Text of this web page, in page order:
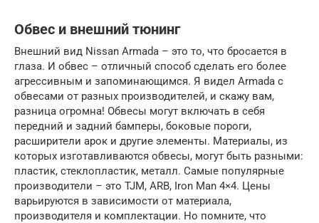
Обвес и внешний тюнинг
Внешний вид Nissan Armada – это то, что бросается в
глаза. И обвес – отличный способ сделать его более
агрессивным и запоминающимся. Я видел Armada с
обвесами от разных производителей, и скажу вам,
разница огромна! Обвесы могут включать в себя
передний и задний бамперы, боковые пороги,
расширители арок и другие элементы. Материалы, из
которых изготавливаются обвесы, могут быть разными:
пластик, стеклопластик, металл. Самые популярные
производители – это TJM, ARB, Iron Man 4×4. Цены
варьируются в зависимости от материала,
производителя и комплектации. Но помните, что